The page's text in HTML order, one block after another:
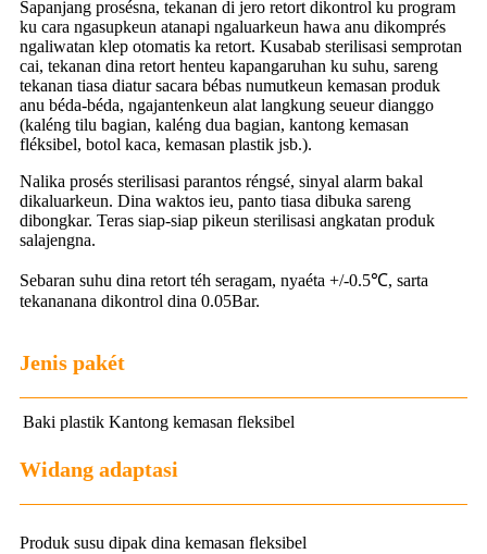
Sapanjang prosésna, tekanan di jero retort dikontrol ku program
ku cara ngasupkeun atanapi ngaluarkeun hawa anu dikomprés
ngaliwatan klep otomatis ka retort. Kusabab sterilisasi semprotan
cai, tekanan dina retort henteu kapangaruhan ku suhu, sareng
tekanan tiasa diatur sacara bébas numutkeun kemasan produk
anu béda-béda, ngajantenkeun alat langkung seueur dianggo
(kaléng tilu bagian, kaléng dua bagian, kantong kemasan
fléksibel, botol kaca, kemasan plastik jsb.).
Nalika prosés sterilisasi parantos réngsé, sinyal alarm bakal
dikaluarkeun. Dina waktos ieu, panto tiasa dibuka sareng
dibongkar. Teras siap-siap pikeun sterilisasi angkatan produk
salajengna.
Sebaran suhu dina retort téh seragam, nyaéta +/-0.5℃, sarta
tekananana dikontrol dina 0.05Bar.
Jenis pakét
Baki plastik Kantong kemasan fleksibel
Widang adaptasi
Produk susu dipak dina kemasan fleksibel